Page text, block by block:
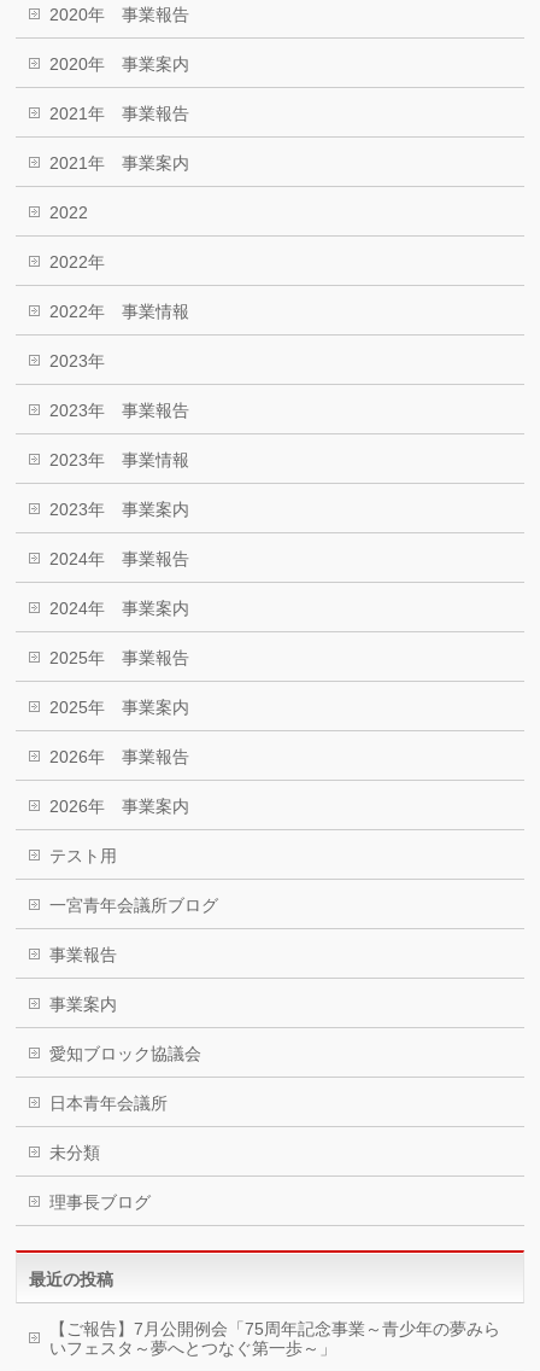
2020年 事業報告
2020年 事業案内
2021年 事業報告
2021年 事業案内
2022
2022年
2022年 事業情報
2023年
2023年 事業報告
2023年 事業情報
2023年 事業案内
2024年 事業報告
2024年 事業案内
2025年 事業報告
2025年 事業案内
2026年 事業報告
2026年 事業案内
テスト用
一宮青年会議所ブログ
事業報告
事業案内
愛知ブロック協議会
日本青年会議所
未分類
理事長ブログ
最近の投稿
【ご報告】7月公開例会「75周年記念事業～青少年の夢みら
いフェスタ～夢へとつなぐ第一歩～」